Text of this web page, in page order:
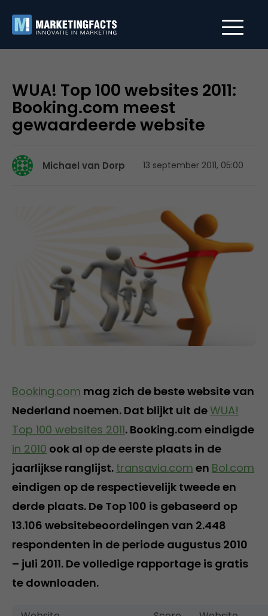
WUA! Top 100 websites 2011:
Booking.com meest
gewaardeerde website
Michael van Dorp 13 september 2011, 05:00
Booking.com mag zich de beste website van
Nederland noemen. Dat blijkt uit deWUA!
Top 100 websites 2011. Booking.com eindigde
in 2010 ook al op de eerste plaats in de
jaarlijkse ranglijst. transavia.com en Bol.com
eindigen op de respectievelijk tweede en
derde plaats. De Top 100 is gebaseerd op
13.106 websitebeoordelingen van 2.448
respondenten in de periode augustus 2010
– juli 2011. De volledige rapportage is gratis
te downloaden.